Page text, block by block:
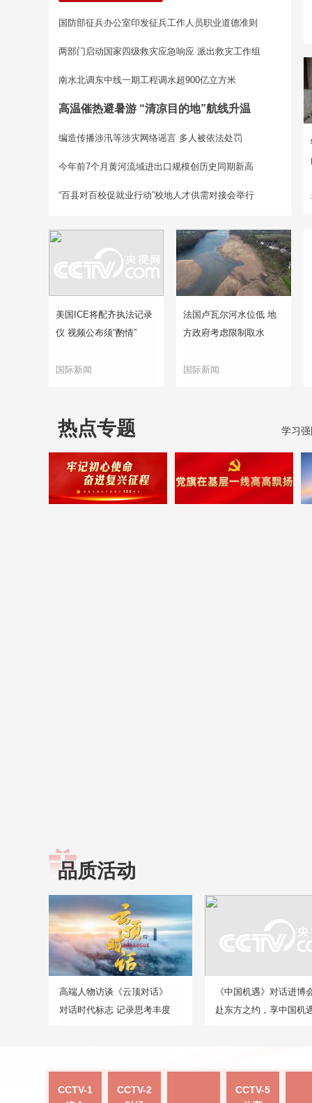
国防部征兵办公室印发征兵工作人员职业道德准则
两部门启动国家四级救灾应急响应 派出救灾工作组
南水北调东中线一期工程调水超900亿立方米
高温催热避暑游 “清凉目的地”航线升温
编造传播涉汛等涉灾网络谣言 多人被依法处罚
今年前7个月黄河流域进出口规模创历史同期新高
“百县对百校促就业行动”校地人才供需对接会举行
美国ICE将配齐执法记录
仪 视频公布须“酌情”
国际新闻
法国卢瓦尔河水位低 地
方政府考虑限制取水
国际新闻
热点专题 学习
品质活动
高端人物访谈《云顶对话》
对话时代标志 记录思考丰度
《中国机遇》对话进博
赴东方之约，享中国机
CCTV-1
CCTV-2
CCTV-5